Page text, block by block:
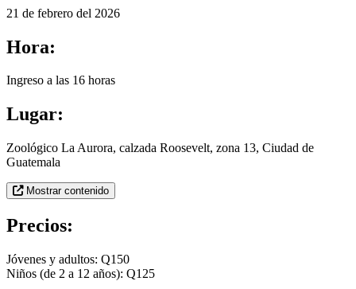
21 de febrero del 2026
Hora:
Ingreso a las 16 horas
Lugar:
Zoológico La Aurora, calzada Roosevelt, zona 13, Ciudad de
Guatemala
Mostrar contenido
Precios:
Jóvenes y adultos: Q150
Niños (de 2 a 12 años): Q125